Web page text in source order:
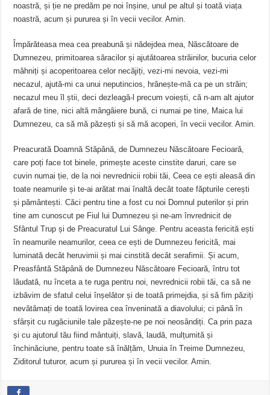
noastră, și ție ne predăm pe noi înșine, unul pe altul și toată viața
noastră, acum și pururea și în vecii vecilor. Amin.
Împărăteasa mea cea preabună și nădejdea mea, Născătoare de
Dumnezeu, primitoarea săracilor și ajutătoarea străinilor, bucuria celor
mâhniți și acoperitoarea celor necăjiți, vezi-mi nevoia, vezi-mi
necazul, ajută-mi ca unui neputincios, hrănește-mă ca pe un străin;
necazul meu îl știi, deci dezleagă-l precum voiești, că n-am alt ajutor
afară de tine, nici altă mângâiere bună, ci numai pe tine, Maica lui
Dumnezeu, ca să mă păzești și să mă acoperi, în vecii vecilor. Amin.
Preacurată Doamnă Stăpână, de Dumnezeu Născătoare Fecioară,
care poți face tot binele, primește aceste cinstite daruri, care se
cuvin numai ție, de la noi nevrednicii robii tăi, Ceea ce ești aleasă din
toate neamurile și te-ai arătat mai înaltă decât toate făpturile cerești
și pământești. Căci pentru tine a fost cu noi Domnul puterilor și prin
tine am cunoscut pe Fiul lui Dumnezeu și ne-am învrednicit de
Sfântul Trup și de Preacuratul Lui Sânge. Pentru aceasta fericită ești
în neamurile neamurilor, ceea ce ești de Dumnezeu fericită, mai
luminată decât heruvimii și mai cinstită decât serafimii. Și acum,
Preasfântă Stăpână de Dumnezeu Născătoare Fecioară, întru tot
lăudată, nu înceta a te ruga pentru noi, nevrednicii robii tăi, ca să ne
izbăvim de sfatul celui înșelător și de toată primejdia, și să fim păziți
nevătămați de toată lovirea cea înveninată a diavolului; ci până în
sfârșit cu rugăciunile tale păzește-ne pe noi neosândiți. Ca prin paza
și cu ajutorul tău fiind mântuiți, slavă, laudă, mulțumită și
închinăciune, pentru toate să înălțăm, Unuia în Treime Dumnezeu,
Ziditorul tuturor, acum și pururea și în vecii vecilor. Amin.